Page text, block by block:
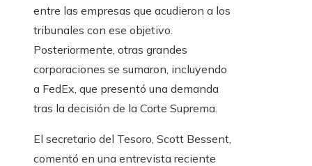
entre las empresas que acudieron a los
tribunales con ese objetivo.
Posteriormente, otras grandes
corporaciones se sumaron, incluyendo
a FedEx, que presentó una demanda
tras la decisión de la Corte Suprema.
El secretario del Tesoro, Scott Bessent,
comentó en una entrevista reciente